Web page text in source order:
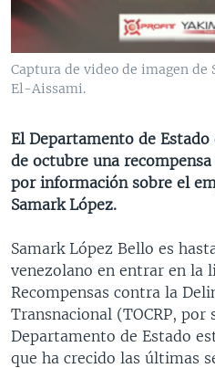
VENEZUELA
NICARAGUA
ECONOMÍA
TECNOLOGÍA
CIENCIA Y SALUD
MULTIMEDIA
FOTOGRAFÍA
EL MUNDO AL DÍA
VISIÓN 360
LAS CLAVES
PANORAMA
RADIO
AUDIONOTICIAS
BUENOS DÍAS AMÉRICA
ESTADOS UNIDOS AL DÍA
EL MUNDO AL DÍA [RADIO]
FORO [RADIO]
DEPORTIVO INTERNACIONAL
NOTA ECONÓMICA
DOCUMENTALES DE LA VOA
Learning English
SÍGANOS
Idiomas
Captura de video de imagen de
El-Aissami.
El Departamento de Estado
de octubre una
por información sobre el
Samark López.
Samark López Bello es
venezolano en entrar en la
Recompensas contra la
Transnacional (TOCRP, por
Departamento de Estado
que ha crecido las últimas